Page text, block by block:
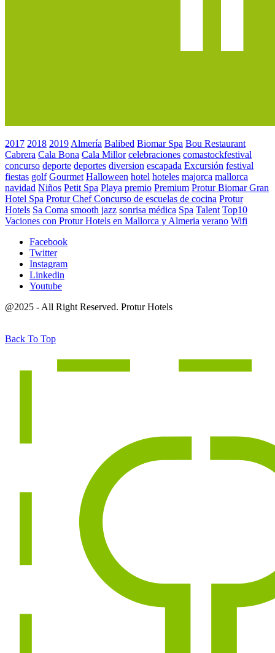
2017 2018 2019 Almería Balibed Biomar Spa Bou Restaurant
Cabrera Cala Bona Cala Millor celebraciones comastockfestival
concurso deporte deportes diversion escapada Excursión festival
fiestas golf Gourmet Halloween hotel hoteles majorca mallorca
navidad Niños Petit Spa Playa premio Premium Protur Biomar Gran
Hotel Spa Protur Chef Concurso de escuelas de cocina Protur
Hotels Sa Coma smooth jazz sonrisa médica Spa Talent Top10
Vaciones con Protur Hotels en Mallorca y Almeria verano Wifi
Facebook
Twitter
Instagram
Linkedin
Youtube
@2025 - All Right Reserved. Protur Hotels
Back To Top